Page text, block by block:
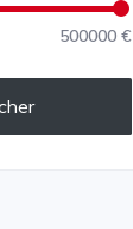
500000 €